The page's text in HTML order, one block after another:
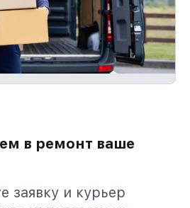
в ремонт ваше
заявку и курьер